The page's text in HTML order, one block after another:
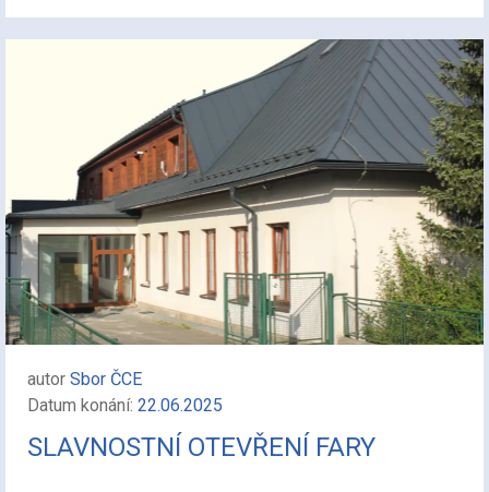
autor Sbor ČCE
Datum konání: 22.06.2025
SLAVNOSTNÍ OTEVŘENÍ FARY